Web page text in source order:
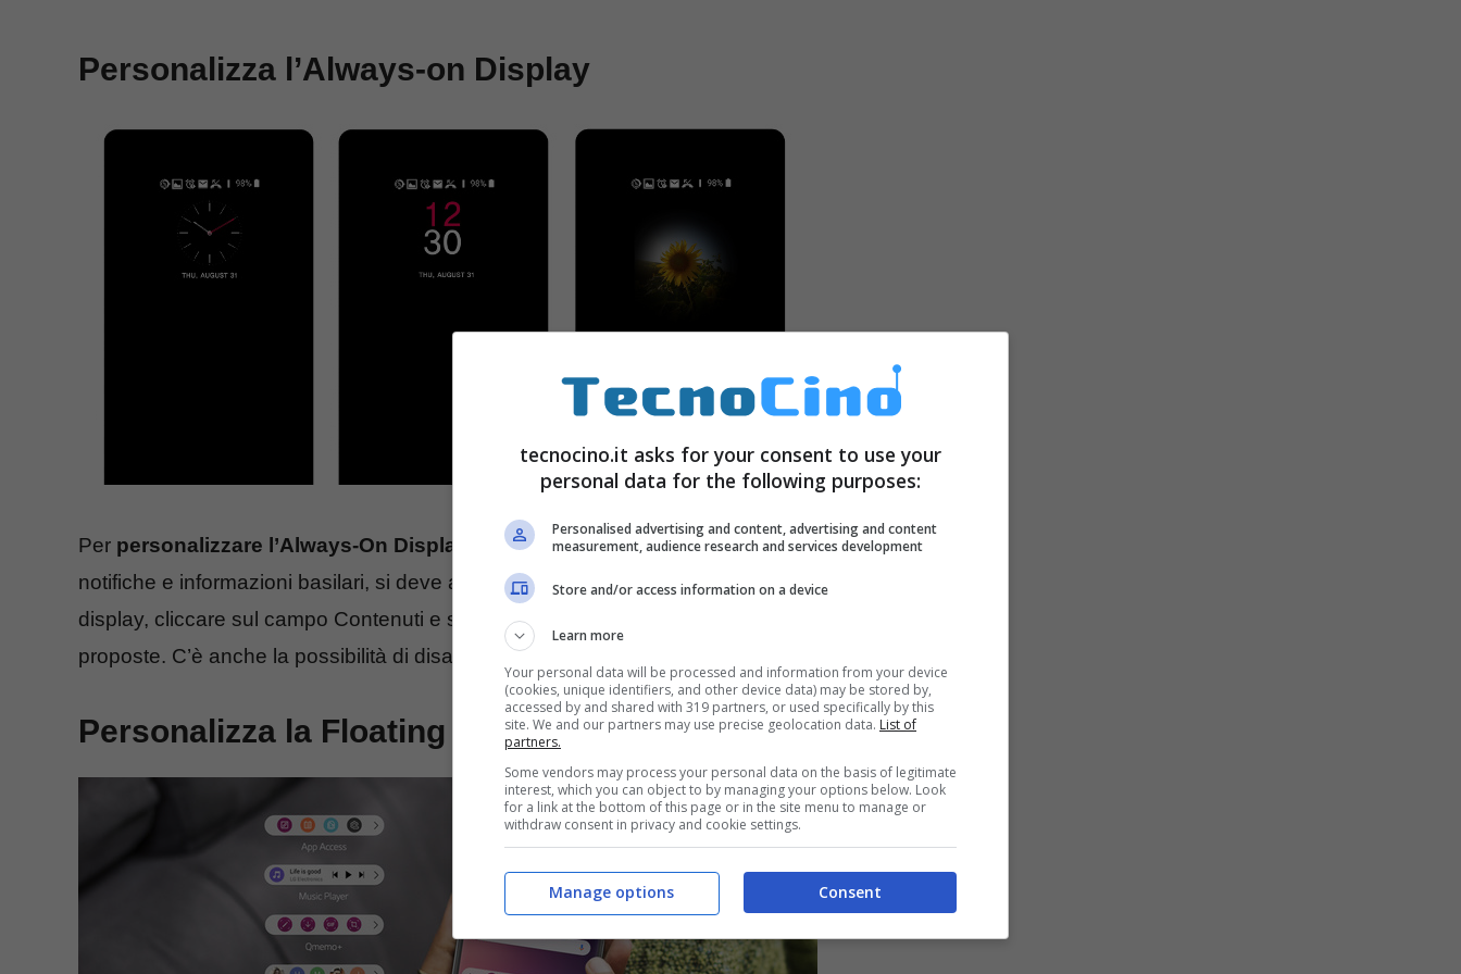
Personalizza l’Always-on Display
Per personalizzare l’Always-On Display
ossia lo schermo che è sempre attivato mostrando
notifiche e informazioni basilari, si deve andare su Impostazioni, poi nella sezione dedicata al
display, cliccare sul campo Contenuti e scegliere il design che si preferisce dalle varie
proposte. C’è anche la possibilità di disattivare la funzione di notte per salvare batteria.
Personalizza la Floating Bar
tecnocino.it asks for your consent to use your
personal data for the following purposes:
Personalised advertising and content, advertising and content
measurement, audience research and services development
Store and/or access information on a device
Learn more
Your personal data will be processed and information from your device
(cookies, unique identifiers, and other device data) may be stored by,
accessed by and shared with 319 partners, or used specifically by this
site. We and our partners may use precise geolocation data. List of
partners.
Some vendors may process your personal data on the basis of legitimate
interest, which you can object to by managing your options below. Look
for a link at the bottom of this page or in the site menu to manage or
withdraw consent in privacy and cookie settings.
Consent
Manage options